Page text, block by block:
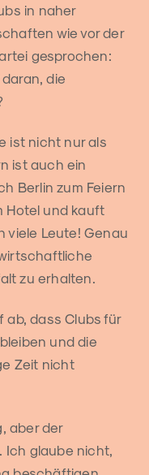
in naher
wie vor der
gesprochen:
die
ist nicht nur als
ist auch ein
Berlin zum Feiern
Hotel und kauft
viele Leute! Genau
zu erhalten.
ab, dass Clubs für
und die
Zeit nicht
aber der
Ich glaube nicht,